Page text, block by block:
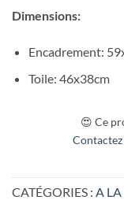
Dimensions:
Encadrement:
Toile: 46x38cm
😍 Ce
CATÉGORIES : A